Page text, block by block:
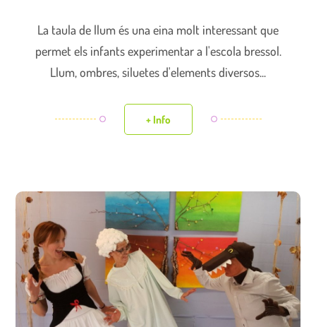
La taula de llum és una eina molt interessant que
permet els infants experimentar a l'escola bressol.
Llum, ombres, siluetes d'elements diversos...
+ Info